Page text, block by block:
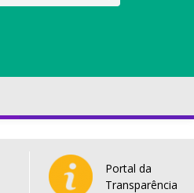
Portal da
Transparência